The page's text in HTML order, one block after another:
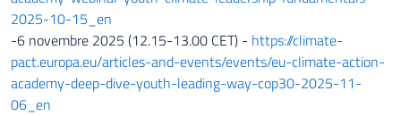
2025-10-15_en
-6 novembre 2025 (12.15-13.00 CET) - https://climate-
pact.europa.eu/articles-and-events/events/eu-climate-action-
academy-deep-dive-youth-leading-way-cop30-2025-11-
06_en